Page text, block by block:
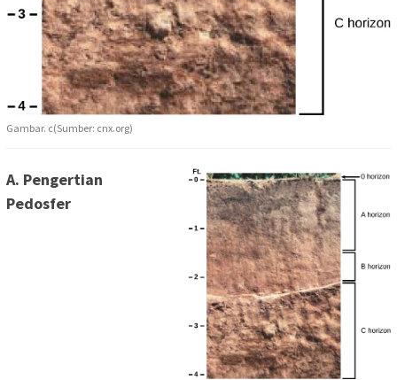
Gambar. c(Sumber: cnx.org)
A. Pengertian
Pedosfer